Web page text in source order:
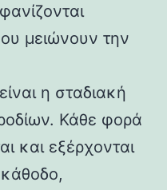
μειώνουν την
η σταδιακή
Κάθε φορά
και εξέρχονται